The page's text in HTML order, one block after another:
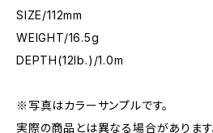
SIZE/112mm
WEIGHT/16.5g
DEPTH(12lb.)/1.0m
※写真はカラーサンプルです。
実際の商品とは異なる場合があります